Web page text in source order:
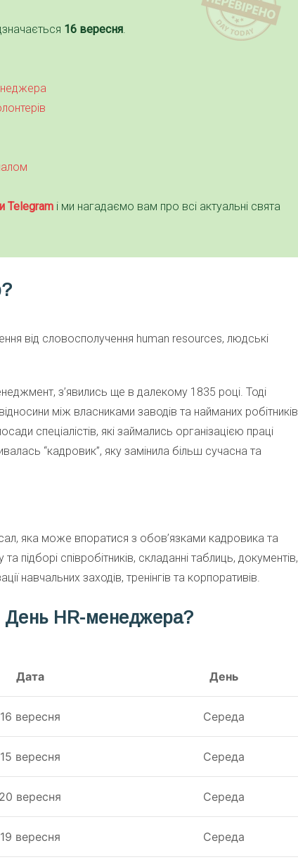
16 вересня.
Telegram і ми нагадаємо вам про всі актуальні свята
від словосполучення human resources, людські
з’явились ще в далекому 1835 році. Тоді
між власниками заводів та найманих робітників.
спеціалістів, які займались організацією праці
“кадровик”, яку замінила більш сучасна та
яка може впоратися з обов’язками кадровика та
підборі співробітників, складанні таблиць, документів,
навчальних заходів, тренінгів та корпоративів.
День HR-менеджера?
Дата День
16 вересня Середа
15 вересня Середа
20 вересня Середа
19 вересня Середа